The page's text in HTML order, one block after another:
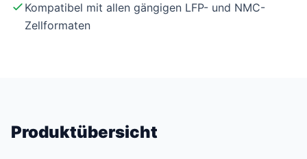
Kompatibel mit allen gängigen LFP- und NMC-
Zellformaten
Produktübersicht